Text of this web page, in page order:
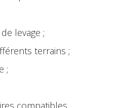
levage ;
terrains ;
;